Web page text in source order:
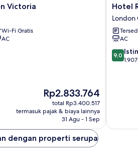
Victoria
Wi-Fi Gratis
AC
Harga
sekarang
Rp2.833.764
Rp2.833.764
total Rp3.400.517
termasuk pajak & biaya lainnya
31 Agu - 1 Sep
Hotel
Riu
Plaza
London
The
London
Hotel
London
AC
9.0
dari
9,0
dengan properti serupa